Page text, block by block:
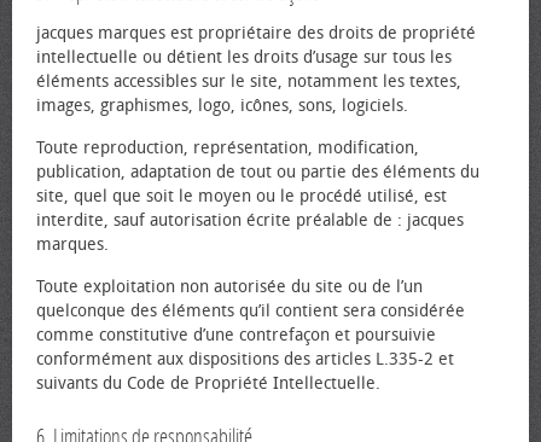
jacques marques est propriétaire des droits de propriété
intellectuelle ou détient les droits d’usage sur tous les
éléments accessibles sur le site, notamment les textes,
images, graphismes, logo, icônes, sons, logiciels.
Toute reproduction, représentation, modification,
publication, adaptation de tout ou partie des éléments du
site, quel que soit le moyen ou le procédé utilisé, est
interdite, sauf autorisation écrite préalable de : jacques
marques.
Toute exploitation non autorisée du site ou de l’un
quelconque des éléments qu’il contient sera considérée
comme constitutive d’une contrefaçon et poursuivie
conformément aux dispositions des articles L.335-2 et
suivants du Code de Propriété Intellectuelle.